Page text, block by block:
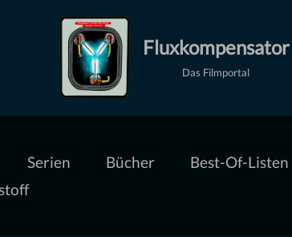
Fluxkompensator
Das Filmportal
Serien Bücher Best-Of-Listen